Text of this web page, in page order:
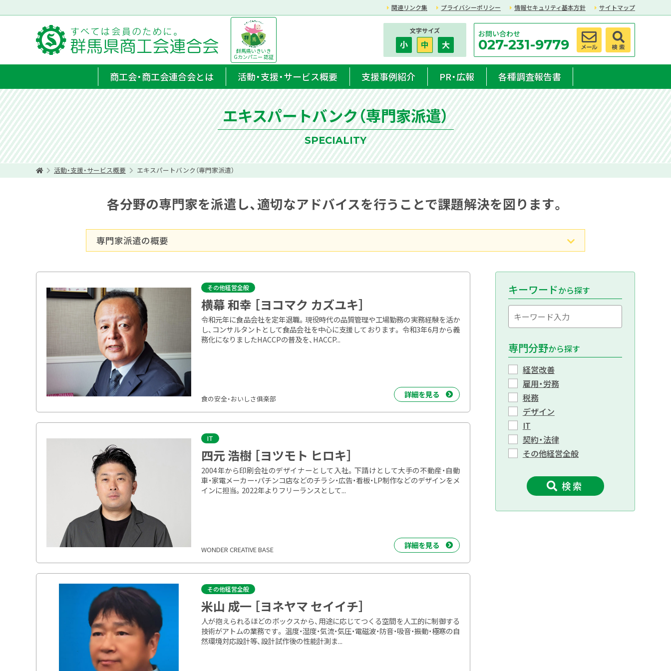
関連リンク集 プライバシーポリシー 情報セキュリティ基本方針 サイトマップ
群馬県いきいき
Gカンパニー 認証
文字サイズ
小 中 大
お問い合わせ
027-231-9779
商工会・商工会連合会とは 活動・支援・サービス概要 支援事例紹介 PR・広報 各種調査報告書
エキスパートバンク（専門家派遣）
SPECIALITY
活動・支援・サービス概要 エキスパートバンク（専門家派遣）
各分野の専門家を派遣し、適切なアドバイスを行うことで課題解決を図ります。
専門家派遣の概要
その他経営全般
横幕 和幸 ［ヨコマク カズユキ］
令和元年に食品会社を定年退職。現役時代の品質管理や工場勤務の実務経験を活か
し、コンサルタントとして食品会社を中心に支援しております。 令和3年6月から義
務化になりましたHACCPの普及を、HACCP...
食の安全・おいしさ俱楽部 詳細を見る
IT
四元 浩樹 ［ヨツモト ヒロキ］
2004年から印刷会社のデザイナーとして入社。下請けとして大手の不動産・自動
車・家電メーカー・パチンコ店などのチラシ・広告・看板・LP制作などのデザインをメ
インに担当。2022年よりフリーランスとして...
WONDER CREATIVE BASE 詳細を見る
その他経営全般
米山 成一 ［ヨネヤマ セイイチ］
人が抱えられるほどのボックスから、用途に応じてつくる空間を人工的に制御する
技術がアトムの業務です。 温度・湿度・気流・気圧・電磁波・防音・吸音・振動・極寒の自
然環境対応設計等、設計試作後の性能計測ま...
キーワードから探す
専門分野から探す
経営改善
雇用・労務
税務
デザイン
IT
契約・法律
その他経営全般
検 索